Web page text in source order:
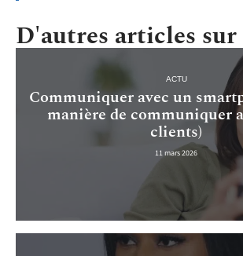
D'autres articles
ACTU
Communiquer avec un
manière de communiquer
clients)
11 mars 2026